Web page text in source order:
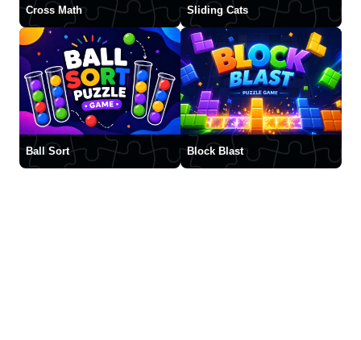
Cross Math Sliding Cats
Ball Sort Block Blast